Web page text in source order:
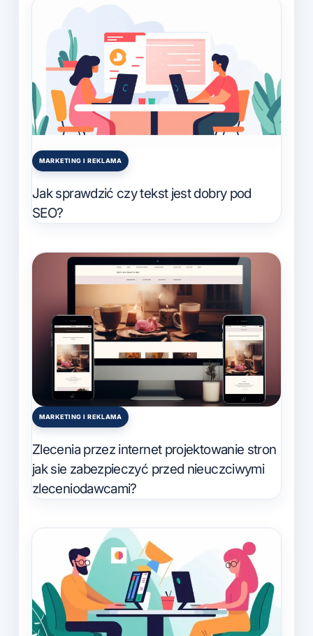
Posted
MARKETING I REKLAMA
Jak sprawdzić czy tekst jest dobry pod
SEO?
Posted
MARKETING I REKLAMA
Zlecenia przez internet projektowanie stron
jak sie zabezpieczyć przed nieuczciwymi
zleceniodawcami?